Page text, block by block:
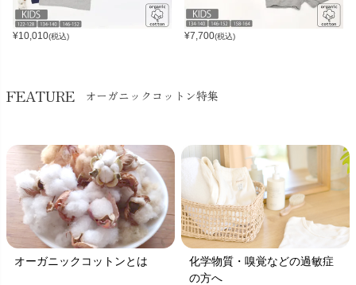
¥10,010(税込) ¥7,700(税込)
FEATURE オーガニックコットン特集
オーガニックコットンとは
化学物質・嗅覚などの過敏症
の方へ